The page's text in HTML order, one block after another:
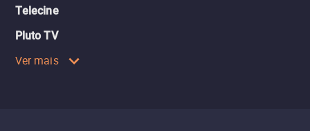
Telecine
Pluto TV
Ver mais